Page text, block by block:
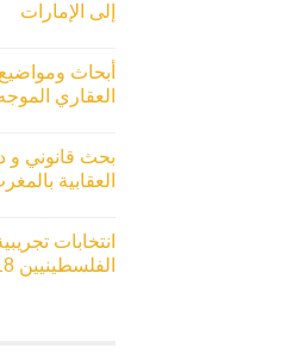
إلى الإمارات
أبحاث
العقاري
بحث قانوني
العقابية
انتخابات
الفلسطينيين 24/3/2018